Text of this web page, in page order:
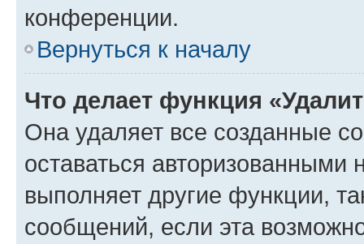
конференции.
Вернуться к началу
Что делает функция
Она удаляет все созданные
оставаться авторизованными
выполняет другие функции,
сообщений, если эта